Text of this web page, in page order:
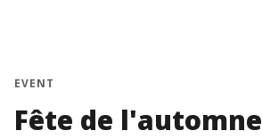
EVENT
Fête de l'automne